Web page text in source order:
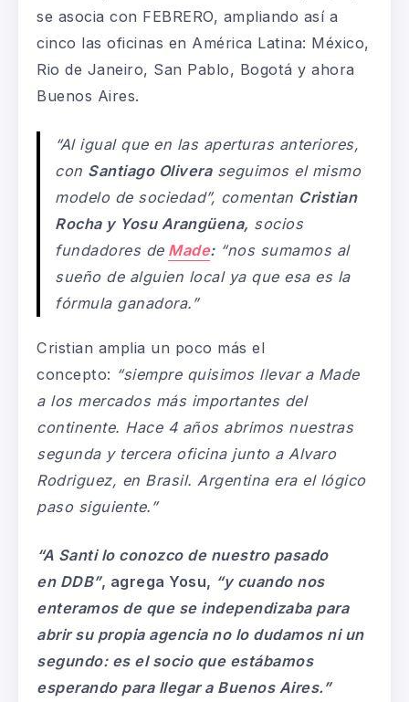
se asocia con FEBRERO, ampliando así a
cinco las oficinas en América Latina: México,
Rio de Janeiro, San Pablo, Bogotá y ahora
Buenos Aires.
“Al igual que en las aperturas anteriores,
con Santiago Oliveraseguimos el mismo
modelo de sociedad”, comentan Cristian
Rocha y Yosu Arangüena, socios
fundadores de Made: “nos sumamos al
sueño de alguien local ya que esa es la
fórmula ganadora.”
Cristian amplia un poco más el
concepto: “siempre quisimos llevar a Made
a los mercados más importantes del
continente. Hace 4 años abrimos nuestras
segunda y tercera oficina junto a Alvaro
Rodriguez, en Brasil. Argentina era el lógico
paso siguiente.”
“A Santi lo conozco de nuestro pasado
enDDB”, agrega Yosu, “y cuando nos
enteramos de que se independizaba para
abrir su propia agencia no lo dudamos ni un
segundo: es el socio que estábamos
esperando para llegar a Buenos Aires.”